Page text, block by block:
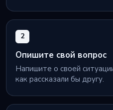
2
Опишите свой вопрос
Напишите о своей
как рассказали бы другу.